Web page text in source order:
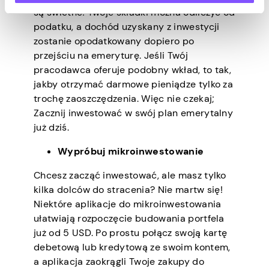
są świetne! Twoje składki można odliczyć od
podatku, a dochód uzyskany z inwestycji
zostanie opodatkowany dopiero po
przejściu na emeryturę. Jeśli Twój
pracodawca oferuje podobny wkład, to tak,
jakby otrzymać darmowe pieniądze tylko za
trochę zaoszczędzenia. Więc nie czekaj;
Zacznij inwestować w swój plan emerytalny
już dziś.
Wypróbuj mikroinwestowanie
Chcesz zacząć inwestować, ale masz tylko
kilka dolców do stracenia? Nie martw się!
Niektóre aplikacje do mikroinwestowania
ułatwiają rozpoczęcie budowania portfela
już od 5 USD. Po prostu połącz swoją kartę
debetową lub kredytową ze swoim kontem,
a aplikacja zaokrągli Twoje zakupy do